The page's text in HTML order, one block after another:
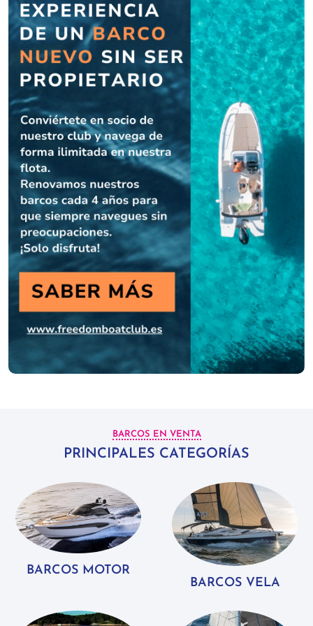
NAVEGACION CON POCA TRIPULACION ( Y
EN SOLITARIO).
BARCOS EN VENTA
PRINCIPALES CATEGORÍAS
BARCOS MOTOR
BARCOS VELA